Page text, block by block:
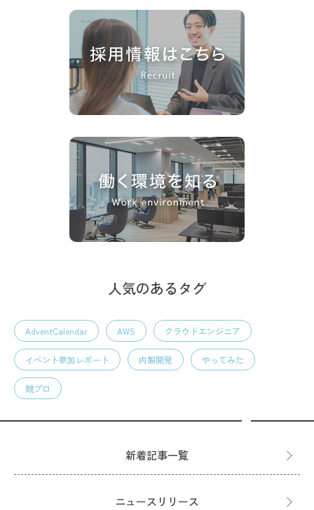
人気のあるタグ
AdventCalendar AWS クラウドエンジニア
イベント参加レポート 内製開発 やってみた
競プロ
新着記事一覧
ニュースリリース